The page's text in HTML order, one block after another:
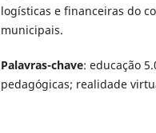
logísticas e financeiras do
municipais.
Palavras-chave: educação
pedagógicas; realidade